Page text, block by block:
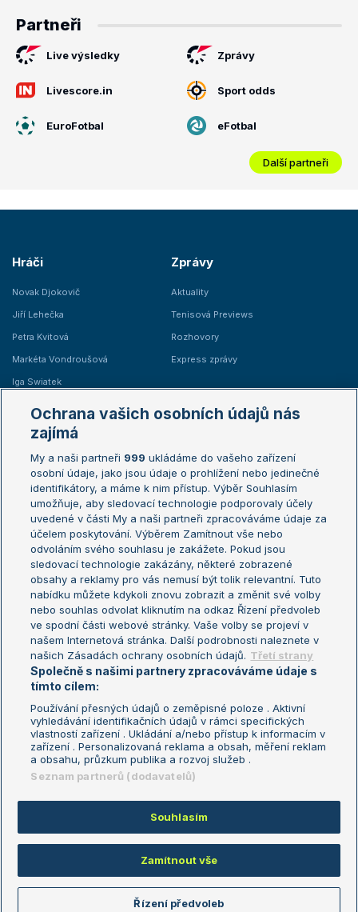
Partneři
Live výsledky Zprávy
Livescore.in Sport odds
EuroFotbal eFotbal
Další partneři
Hráči
Novak Djokovič
Jiří Lehečka
Petra Kvitová
Markéta Vondroušová
Iga Swiatek
Zprávy
Aktuality
Tenisová Previews
Rozhovory
Express zprávy
Žebříčky
Žebříček ATP (muži)
Žebříček WTA (ženy)
Sázkařský žebříček
Australian Open
French Open
Wimbledon
US Open
Turnaj mistrů
Turnaj mistryň
Aktualní trendy
Fotbalové přestupy
Livesport Daily
LS Prague Open
Podmínky užití
Nastavení soukromí
GDPR a žurnalistika
Reklama
Kontakt
Informace o zpracování osobních
údajů
Copyright © 2008-2026 TenisPortal.cz. Využíváme zpravodajství ČTK.
Ochrana vašich osobních údajů nás
zajímá
My a naši partneři 999 ukládáme do vašeho zařízení
osobní údaje, jako jsou údaje o prohlížení nebo jedinečné
identifikátory, a máme k nim přístup. Výběr Souhlasím
umožňuje, aby sledovací technologie podporovaly účely
uvedené v části My a naši partneři zpracováváme údaje za
účelem poskytování. Výběrem Zamítnout vše nebo
odvoláním svého souhlasu je zakážete. Pokud jsou
sledovací technologie zakázány, některé zobrazené
obsahy a reklamy pro vás nemusí být tolik relevantní. Tuto
nabídku můžete kdykoli znovu zobrazit a změnit své volby
nebo souhlas odvolat kliknutím na odkaz Řízení předvoleb
ve spodní části webové stránky. Vaše volby se projeví v
našem Internetová stránka. Další podrobnosti naleznete v
našich Zásadách ochrany osobních údajů. Třetí strany
Společně s našimi partnery zpracováváme údaje s
tímto cílem:
Používání přesných údajů o zeměpisné poloze . Aktivní
vyhledávání identifikačních údajů v rámci specifických
vlastností zařízení . Ukládání a/nebo přístup k informacím v
zařízení . Personalizovaná reklama a obsah, měření reklam
a obsahu, průzkum publika a rozvoj služeb .
Seznam partnerů (dodavatelů)
Souhlasím
Zamítnout vše
Řízení předvoleb